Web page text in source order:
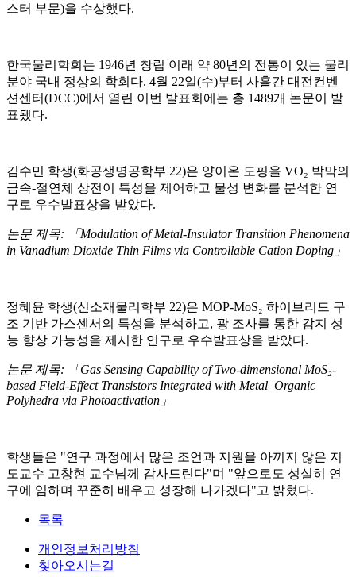
스터 부문)을 수상했다.
한국물리학회는 1946년 창립 이래 약 80년의 전통이 있는 물리
분야 국내 정상의 학회다. 4월 22일(수)부터 사흘간 대전컨벤
션센터(DCC)에서 열린 이번 발표회에는 총 1489개 논문이 발
표됐다.
김수민 학생(화공생명공학부 22)은 양이온 도핑을 VO₂ 박막의
금속-절연체 상전이 특성을 제어하고 물성 변화를 분석한 연
구로 우수발표상을 받았다.
논문 제목: 「Modulation of Metal-Insulator Transition Phenomena
in Vanadium Dioxide Thin Films via Controllable Cation Doping」
정혜윤 학생(신소재물리학부 22)은 MOP-MoS₂ 하이브리드 구
조 기반 가스센서의 특성을 분석하고, 광 조사를 통한 감지 성
능 향상 가능성을 제시한 연구로 우수발표상을 받았다.
논문 제목: 「Gas Sensing Capability of Two-dimensional MoS₂-
based Field-Effect Transistors Integrated with Metal–Organic
Polyhedra via Photoactivation」
학생들은 "연구 과정에서 많은 조언과 지원을 아끼지 않은 지
도교수 고창현 교수님께 감사드린다"며 "앞으로도 성실히 연
구에 임하며 꾸준히 배우고 성장해 나가겠다"고 밝혔다.
목록
개인정보처리방침
찾아오시는길